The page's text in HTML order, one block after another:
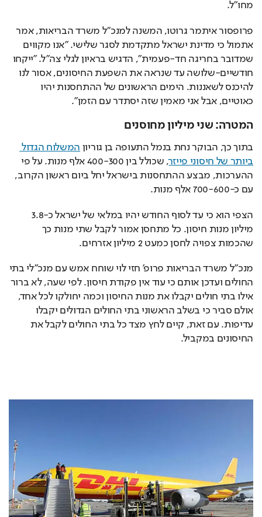
מחו"ל.
פרופסור איתמר גרוטו, המשנה למנכ"ל משרד הבריאות, אמר
אתמול כי מדינת ישראל מתקדמת לסגר שלישי. "אנו מקווים
שמדובר בחריגה חד-פעמית", הדגיש בראיון לגלי צה"ל. "ייקחו
חודשיים-שלושה עד שנראה את השפעת החיסונים, אסור לנו
להיכנס לשאננות. הימים הראשונים של ההתחסנות יהיו
כאוטיים, אבל אני מאמין שזה יסתדר עם הזמן".
המטרה: שני מיליון מחוסנים
בתוך כך, הבוקר נחת בנמל התעופה בן גוריון
המשלוח הגדול
ביותר של חיסוני פייזר
, שכולל בין 400-300 אלף מנות. על פי
ההערכות, מבצע ההתחסנות בישראל יחל ביום ראשון הקרוב,
עם כ-700-600 אלף מנות.
הצפי הוא כי עד לסוף החודש יהיו במלאי של ישראל כ-3.8
מיליון מנות חיסון. כל מתחסן אמור לקבל שתי מנות כך
שהכמות צפויה לחסן כמעט 2 מיליון אזרחים.
מנכ"ל משרד הבריאות פרופ' חזי לוי שוחח אמש עם מנכ"לי בתי
החולים ועדכן אותם כי עוד אין פקודת חיסון. לפי שעה, לא ברור
אילו בתי חולים יקבלו את מנות החיסון וכמה יחולקו לכל אחד,
אולם סביר כי בשלב הראשוני בתי החולים הגדולים יקבלו
עדיפות. עם זאת, קיים לחץ מצד כל בתי החולים לקבל את
החיסונים במקביל.